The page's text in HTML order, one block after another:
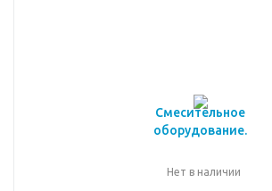
Смесительное
оборудование.
Нет в наличии